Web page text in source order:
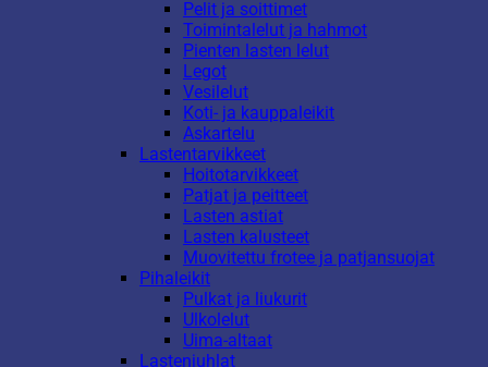
Pelit ja soittimet
Toimintalelut ja hahmot
Pienten lasten lelut
Legot
Vesilelut
Koti- ja kauppaleikit
Askartelu
Lastentarvikkeet
Hoitotarvikkeet
Patjat ja peitteet
Lasten astiat
Lasten kalusteet
Muovitettu frotee ja patjansuojat
Pihaleikit
Pulkat ja liukurit
Ulkolelut
Uima-altaat
Lastenjuhlat